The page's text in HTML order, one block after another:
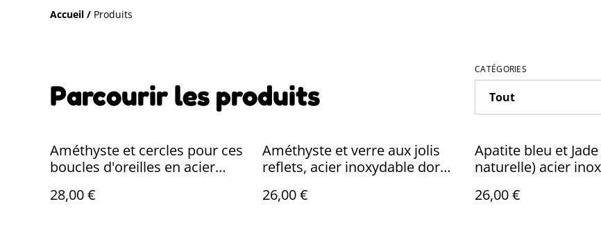
Accueil / Produits
Parcourir les produits
CATÉGORIES
Améthyste et cercles pour ces
boucles d'oreilles en acier
28,00 €
Améthyste et verre aux jolis
reflets, acier inoxydable doré -
26,00 €
Apatite bleu et
naturelle) acier
26,00 €